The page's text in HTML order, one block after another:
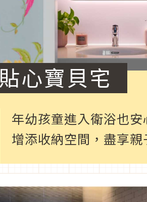
貼心寶貝宅
年幼孩童進入衛浴也
增添收納空間，盡享